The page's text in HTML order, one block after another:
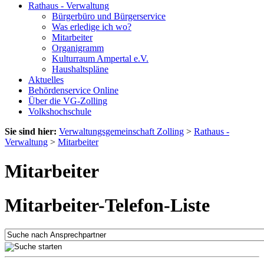
Rathaus - Verwaltung
Bürgerbüro und Bürgerservice
Was erledige ich wo?
Mitarbeiter
Organigramm
Kulturraum Ampertal e.V.
Haushaltspläne
Aktuelles
Behördenservice Online
Über die VG-Zolling
Volkshochschule
Sie sind hier: Verwaltungsgemeinschaft Zolling > Rathaus -
Verwaltung > Mitarbeiter
Mitarbeiter
Mitarbeiter-Telefon-Liste